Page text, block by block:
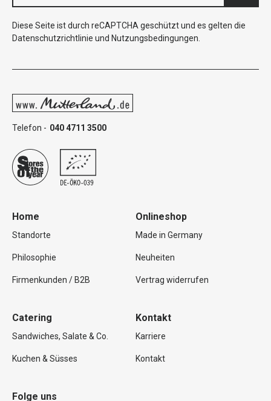
Diese Seite ist durch reCAPTCHA geschützt und es gelten die
Datenschutzrichtlinie und Nutzungsbedingungen
Telefon - 040 4711 3500
Home
Standorte
Philosophie
Firmenkunden / B2B
Onlineshop
Made in Germany
Neuheiten
Vertrag widerrufen
Catering
Sandwiches, Salate & Co.
Kuchen & Süsses
Kontakt
Karriere
Kontakt
Folge uns